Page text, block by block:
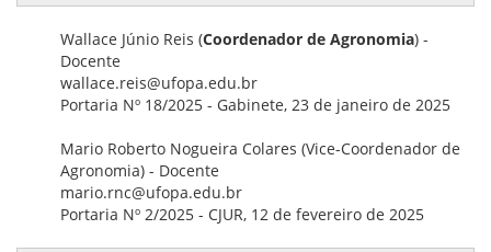
Wallace Júnio Reis (Coordenador de Agronomia) -
Docente
wallace.reis@ufopa.edu.br
Portaria Nº 18/2025 - Gabinete, 23 de janeiro de 2025
Mario Roberto Nogueira Colares (Vice-Coordenador de
Agronomia) - Docente
mario.rnc@ufopa.edu.br
Portaria Nº 2/2025 - CJUR, 12 de fevereiro de 2025